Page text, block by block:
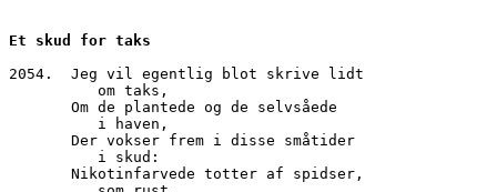
Et skud for taks
2054.  Jeg vil egentlig blot skrive lidt
          om taks,
       Om de plantede og de selvsåede
          i haven,
       Der vokser frem i disse småtider
          i skud:
       Nikotinfarvede totter af spidser,